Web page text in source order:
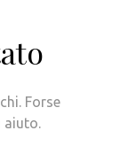
Forse
aiuto.